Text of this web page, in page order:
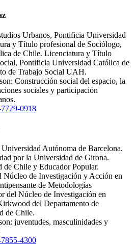
Urbanos, Pontificia Universidad
y Título profesional de Sociólogo,
de Chile. Licenciatura y Título
Pontificia Universidad Católica de
de Trabajo Social UAH.
Construcción social del espacio, la
sociales y participación
0918
Autónoma de Barcelona.
por la Universidad de Girona.
de Chile y Educador Popular.
Núcleo de Investigación y Acción en
de Metodologías
del Núcleo de Investigación en
del Departamento de
de Chile.
juventudes, masculinidades y
4300